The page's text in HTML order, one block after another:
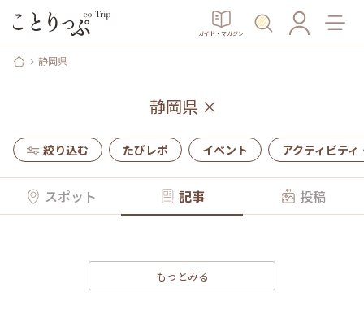
ガイド・マガジン
静岡県
静岡県 ×
絞り込む たびレポ イベント アクティビティ
スポット 記事 投稿
もっとみる